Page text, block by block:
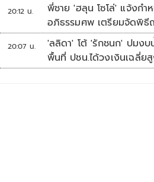
20:12 น.
พี่ชาย 'ฮลุน โซโล่' แจ้งกำ
อภิธรรมศพ เตรียมจัดพิธี
ส.ค.
20:07 น.
'ลลิดา' โต้ 'รักชนก' ปมงบ
พื้นที่ ปชน.ได้วงเงินเฉลี่ย